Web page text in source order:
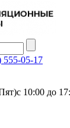
555-05-17
10:00 до